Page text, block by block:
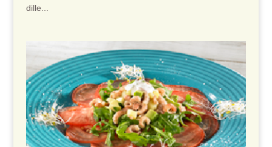
dille...